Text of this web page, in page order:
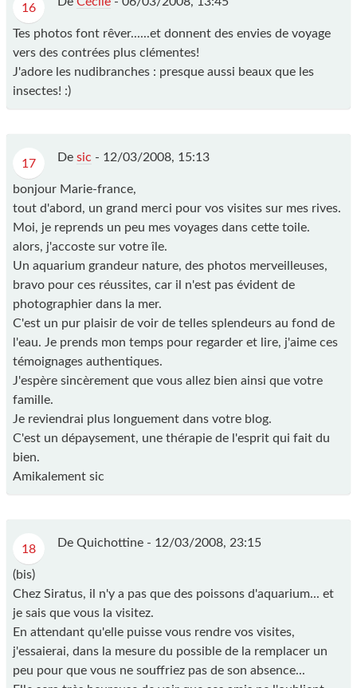
16
Tes photos font rêver......et donnent des envies de voyage
vers des contrées plus clémentes!
J'adore les nudibranches : presque aussi beaux que les
insectes! :)
17 De sic - 12/03/2008, 15:13
bonjour Marie-france,
tout d'abord, un grand merci pour vos visites sur mes rives.
Moi, je reprends un peu mes voyages dans cette toile.
alors, j'accoste sur votre île.
Un aquarium grandeur nature, des photos merveilleuses,
bravo pour ces réussites, car il n'est pas évident de
photographier dans la mer.
C'est un pur plaisir de voir de telles splendeurs au fond de
l'eau. Je prends mon temps pour regarder et lire, j'aime ces
témoignages authentiques.
J'espère sincèrement que vous allez bien ainsi que votre
famille.
Je reviendrai plus longuement dans votre blog.
C'est un dépaysement, une thérapie de l'esprit qui fait du
bien.
Amikalement sic
18 De Quichottine - 12/03/2008, 23:15
(bis)
Chez Siratus, il n'y a pas que des poissons d'aquarium... et
je sais que vous la visitez.
En attendant qu'elle puisse vous rendre vos visites,
j'essaierai, dans la mesure du possible de la remplacer un
peu pour que vous ne souffriez pas de son absence...